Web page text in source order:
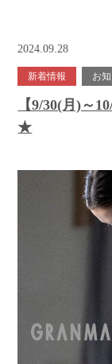
2024.09.28
新着情報 お
【9/30(月)～
★